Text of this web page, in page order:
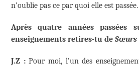
n’oublie pas ce par quoi elle est passée.
Après quatre années passées
enseignements retires-tu de Sœurs
J.Z :Pour moi, l’un des